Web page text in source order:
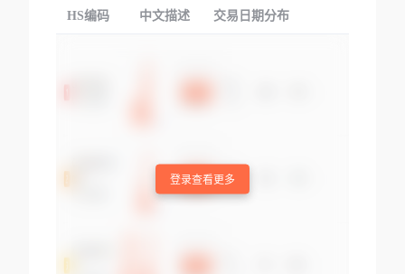
HS编码 中文描述 交易日期分布
登录查看更多